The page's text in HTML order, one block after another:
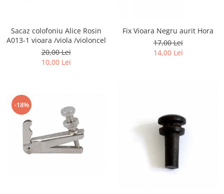
Doze
Microfoane sax
Piese de schimb
Stativ clarinet
Bratara clarinet
Doza clarinet
Plasturi clarinet
Eufoniu & Bariton
Flaut
Accesorii flaut
Set Flaut
Fligorn / FlugelHorn
Sisteme wireless intrumente cu
coarde
Curele
Husa
Ukulele
Mixere amplificate
Set mixer amplificat
Stativ microfon
Sacaz colofoniu Alice Rosin
A013-1 vioara /viola /violoncel
20,00 Lei
10,00 Lei
Fix Vioara Negru aurit Hora
17,00 Lei
14,00 Lei
-18%